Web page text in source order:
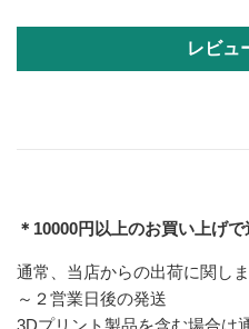
レビュ
＊10000円以上のお買い上げで
通常、当店からの出荷に関し
～２営業日後の発送